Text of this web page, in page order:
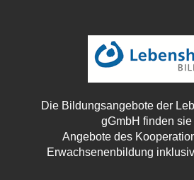
Die Bildungsangebote der
gGmbH finden sie
Angebote des
Erwachsenenbildung inklusiv